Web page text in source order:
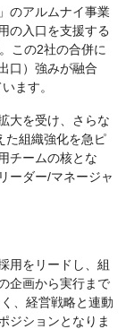
のアルムナイ事業
の入口を支援する
この2社の合併に
口）強みが融合
ます。
大を受け、さらな
た組織強化を急ピ
チームの核とな
ーダー/マネージャ
用をリードし、組
企画から実行まで
、経営戦略と連動
ジションとなりま